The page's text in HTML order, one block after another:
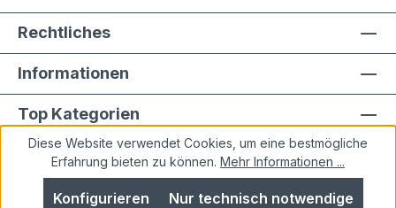
Rechtliches
Informationen
Top Kategorien
Diese Website verwendet Cookies, um eine bestmögliche
Erfahrung bieten zu können. Mehr Informationen ...
Nur technisch notwendige
Konfigurieren